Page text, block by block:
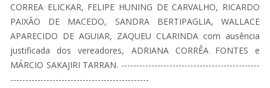
CORREA ELICKAR, FELIPE HUNING DE CARVALHO, RICARDO
PAIXÃO DE MACEDO, SANDRA BERTIPAGLIA, WALLACE
APARECIDO DE AGUIAR, ZAQUEU CLARINDA com ausência
justificada dos vereadores, ADRIANA CORRÊA FONTES e
MÁRCIO SAKAJIRI TARRAN. ----------------------------------------------
----------------------------------------------